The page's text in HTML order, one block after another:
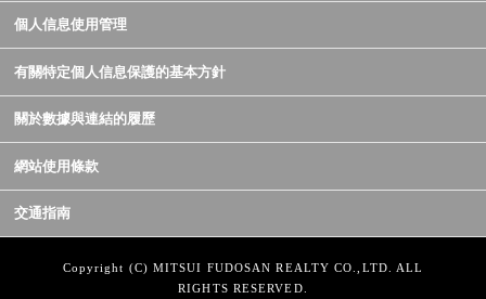
個人信息使用管理
有關特定個人信息保護的基本方針
關於數據與連結的履歷
網站使用條款
交通指南
Copyright (C) MITSUI FUDOSAN REALTY CO.,LTD. ALL
RIGHTS RESERVED.